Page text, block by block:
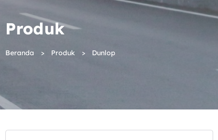
Produk
Beranda Produk Dunlop